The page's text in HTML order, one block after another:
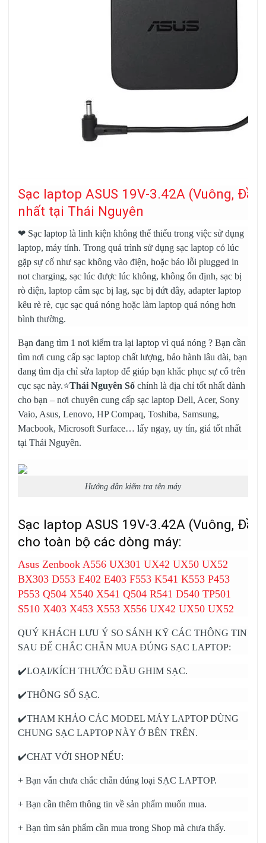
Sạc laptop ASUS 19V-3.42A (Vuông,
nhất tại Thái Nguyên
❤ Sạc laptop là linh kiện không thể thiếu trong việc sử dụng
laptop, máy tính. Trong quá trình sử dụng sạc laptop có lúc
gặp sự cố như sạc không vào điện, hoặc báo lỗi plugged in
not charging, sạc lúc được lúc không, không ổn định, sạc bị
rò điện, laptop cắm sạc bị lag, sạc bị đứt dây, adapter laptop
kêu rè rè, cục sạc quá nóng hoặc làm laptop quá nóng hơn
bình thường.
Bạn đang tìm 1 nơi kiểm tra lại laptop vì quá nóng ? Bạn cần
tìm nơi cung cấp sạc laptop chất lượng, bảo hành lâu dài, bạn
đang tìm địa chỉ sửa laptop để giúp bạn khắc phục sự cố trên
cục sạc này.⭐Thái Nguyên Số chính là địa chỉ tốt nhất dành
cho bạn – nơi chuyên cung cấp sạc laptop Dell, Acer, Sony
Vaio, Asus, Lenovo, HP Compaq, Toshiba, Samsung,
Macbook, Microsoft Surface… lấy ngay, uy tín, giá tốt nhất
tại Thái Nguyên.
Hướng dẫn kiếm tra tên máy
Sạc laptop ASUS 19V-3.42A (Vuông,
cho toàn bộ các dòng máy:
Asus Zenbook A556 UX301 UX42 UX50 UX52
BX303 D553 E402 E403 F553 K541 K553 P453
P553 Q504 X540 X541 Q504 R541 D540 TP501
S510 X403 X453 X553 X556 UX42 UX50 UX52
QUÝ KHÁCH LƯU Ý SO SÁNH KỸ CÁC THÔNG TIN
SAU ĐỂ CHẮC CHẮN MUA ĐÚNG SẠC LAPTOP:
✔️LOẠI/KÍCH THƯỚC ĐẦU GHIM SẠC.
✔️THÔNG SỐ SẠC.
✔️THAM KHẢO CÁC MODEL MÁY LAPTOP DÙNG
CHUNG SẠC LAPTOP NÀY Ở BÊN TRÊN.
✔️CHAT VỚI SHOP NẾU:
+ Bạn vẫn chưa chắc chắn đúng loại SẠC LAPTOP.
+ Bạn cần thêm thông tin về sản phẩm muốn mua.
+ Bạn tìm sản phẩm cần mua trong Shop mà chưa thấy.